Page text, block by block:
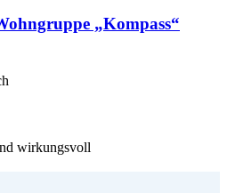
„Kompass“
wirkungsvoll